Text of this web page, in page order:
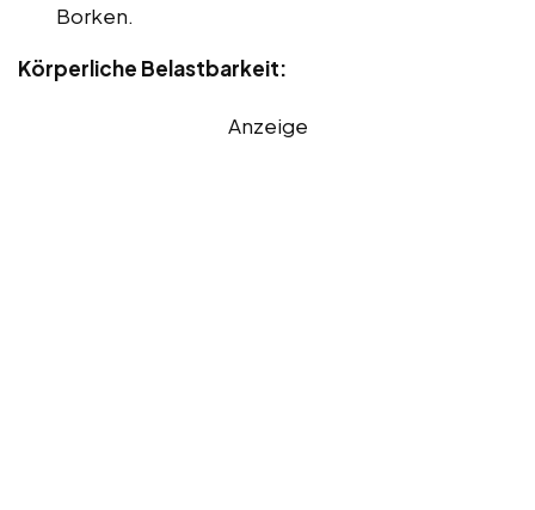
Borken.
Körperliche Belastbarkeit:
Anzeige